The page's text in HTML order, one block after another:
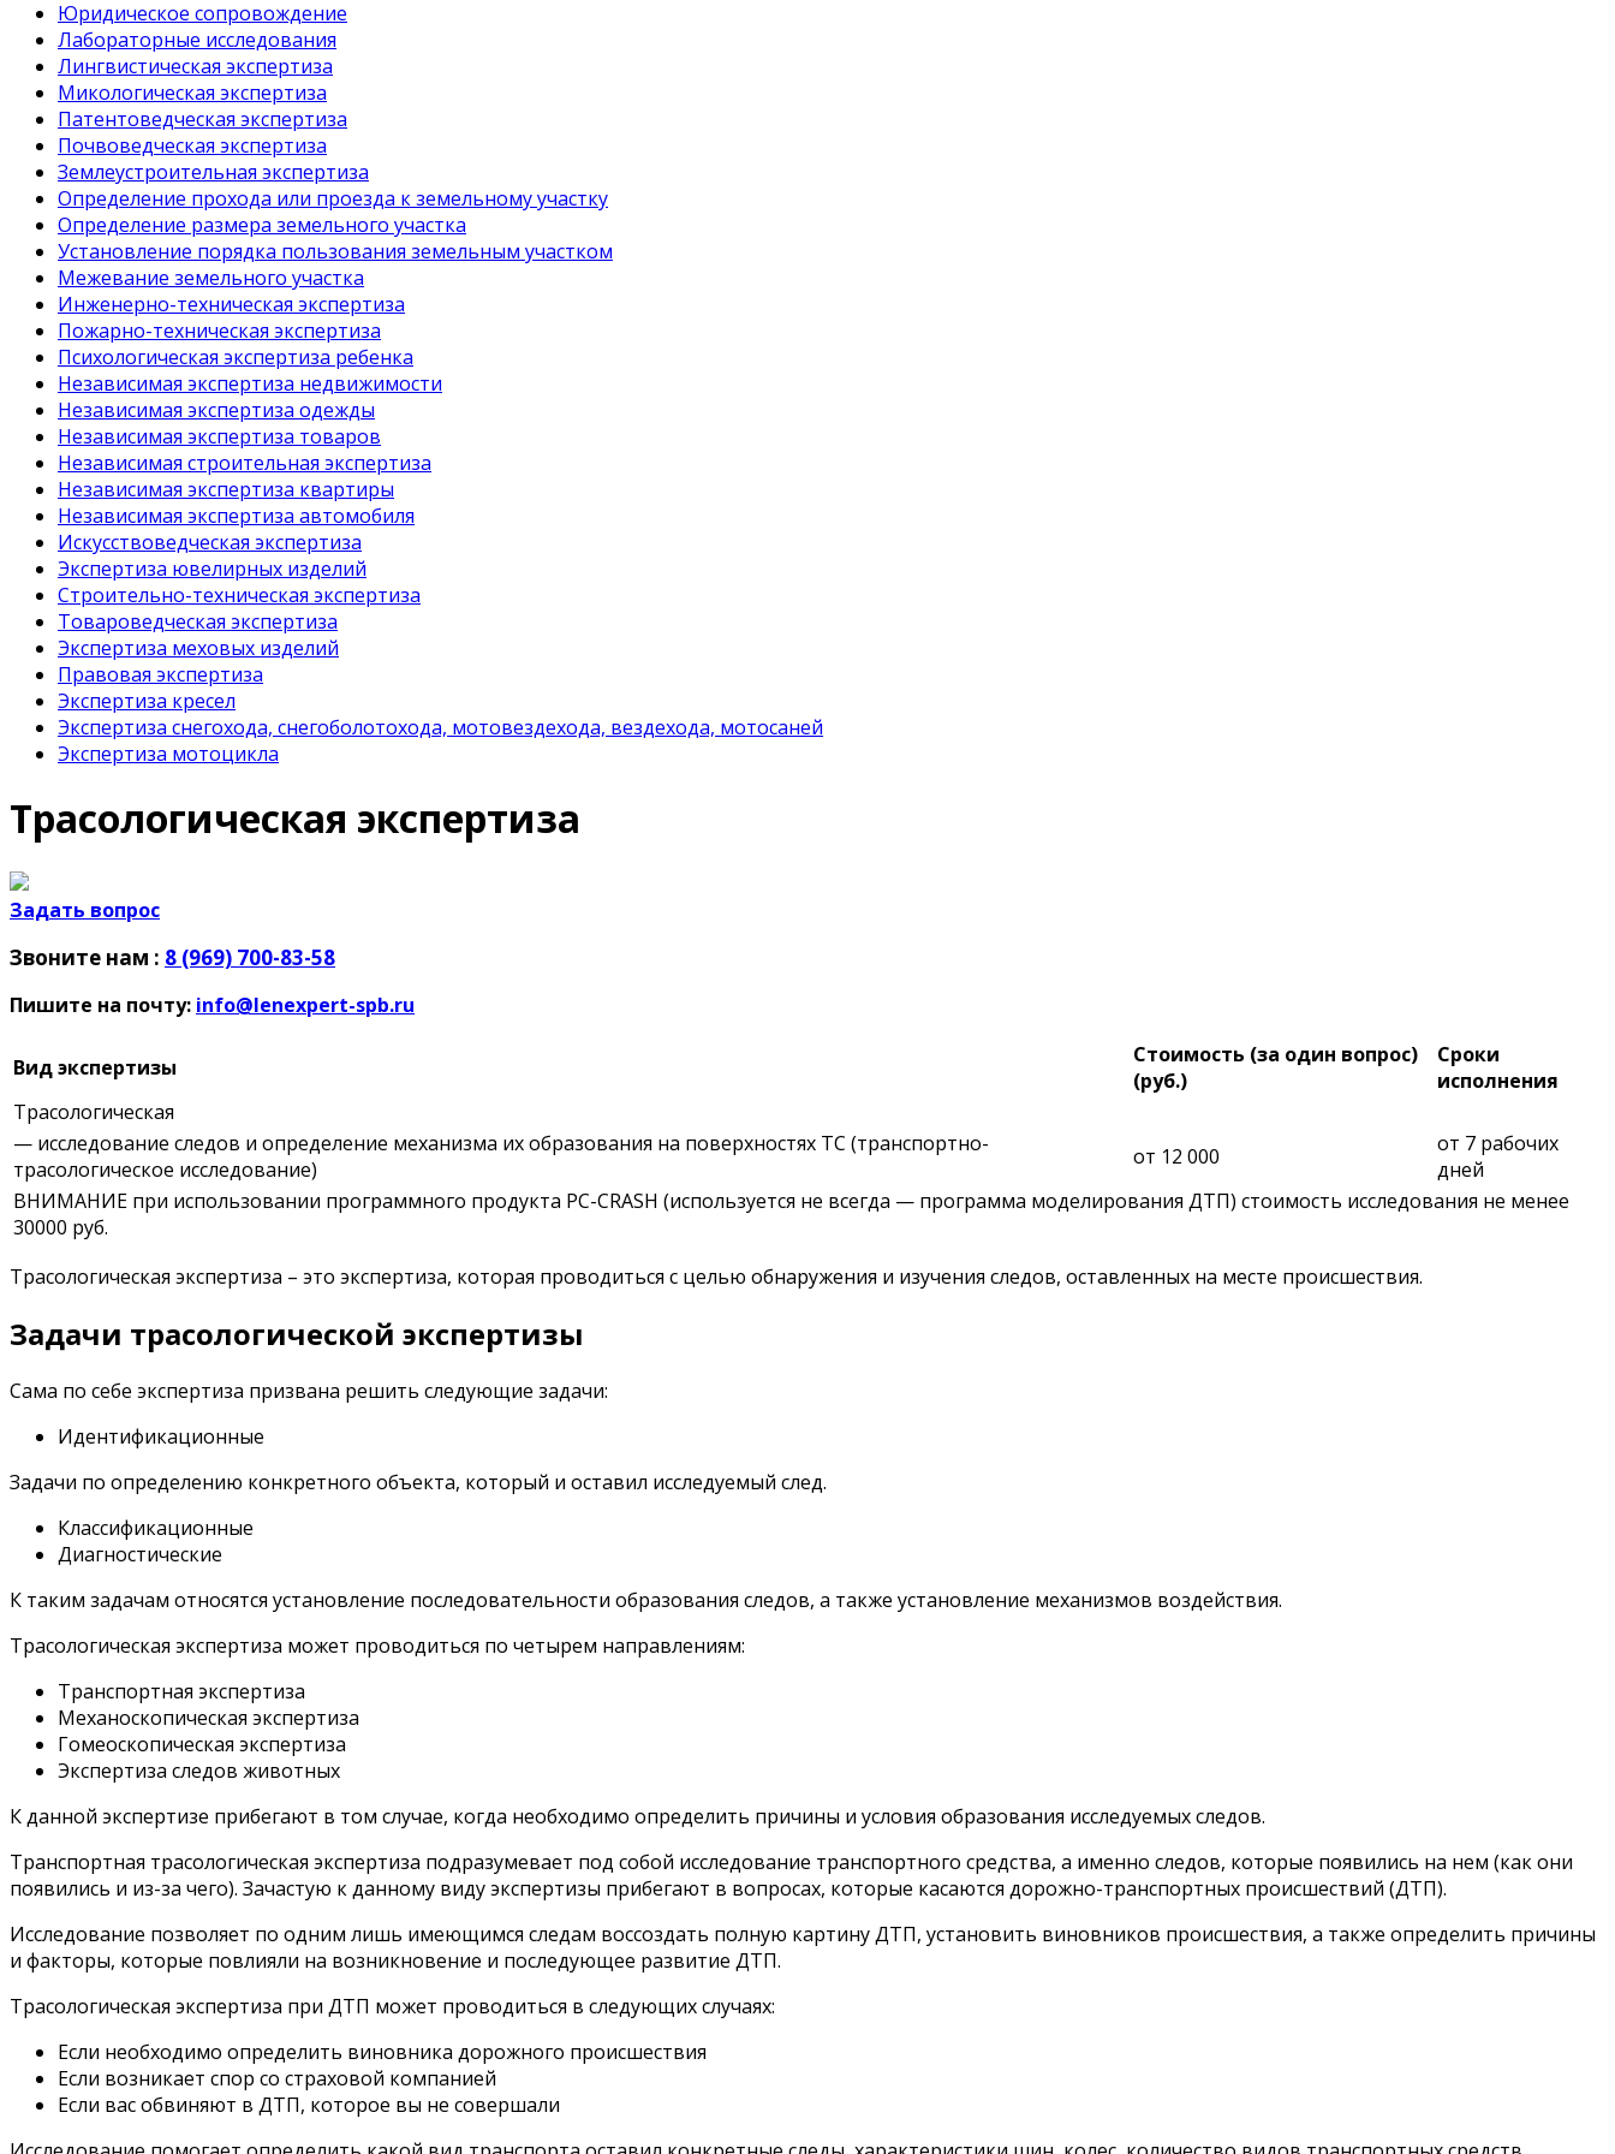
Юридическое сопровождение
Лабораторные исследования
Лингвистическая экспертиза
Микологическая экспертиза
Патентоведческая экспертиза
Почвоведческая экспертиза
Землеустроительная экспертиза
Определение прохода или проезда к земельному участку
Определение размера земельного участка
Установление порядка пользования земельным участком
Межевание земельного участка
Инженерно-техническая экспертиза
Пожарно-техническая экспертиза
Психологическая экспертиза ребенка
Независимая экспертиза недвижимости
Независимая экспертиза одежды
Независимая экспертиза товаров
Независимая строительная экспертиза
Независимая экспертиза квартиры
Независимая экспертиза автомобиля
Искусствоведческая экспертиза
Экспертиза ювелирных изделий
Строительно-техническая экспертиза
Товароведческая экспертиза
Экспертиза меховых изделий
Правовая экспертиза
Экспертиза кресел
Экспертиза снегохода, снегоболотохода, мотовездехода, вездехода, мотосаней
Экспертиза мотоцикла
Трасологическая экспертиза
Задать вопрос
Звоните нам : 8 (969) 700-83-58
Пишите на почту: info@lenexpert-spb.ru
Вид экспертизы
Стоимость (за один вопрос)
(руб.)
Сроки
исполнения
Трасологическая
— исследование следов и определение механизма их образования на поверхностях ТС (транспортно-
трасологическое исследование)
от 12 000
от 7 рабочих
дней
ВНИМАНИЕ при использовании программного продукта PC-CRASH (используется не всегда — программа моделирования ДТП) стоимость исследования не менее
30000 руб.
Трасологическая экспертиза – это экспертиза, которая проводиться с целью обнаружения и изучения следов, оставленных на месте происшествия.
Задачи трасологической экспертизы
Сама по себе экспертиза призвана решить следующие задачи:
Идентификационные
Задачи по определению конкретного объекта, который и оставил исследуемый след.
Классификационные
Диагностические
К таким задачам относятся установление последовательности образования следов, а также установление механизмов воздействия.
Трасологическая экспертиза может проводиться по четырем направлениям:
Транспортная экспертиза
Механоскопическая экспертиза
Гомеоскопическая экспертиза
Экспертиза следов животных
К данной экспертизе прибегают в том случае, когда необходимо определить причины и условия образования исследуемых следов.
Транспортная трасологическая экспертиза подразумевает под собой исследование транспортного средства, а именно следов, которые появились на нем (как они
появились и из-за чего). Зачастую к данному виду экспертизы прибегают в вопросах, которые касаются дорожно-транспортных происшествий (ДТП).
Исследование позволяет по одним лишь имеющимся следам воссоздать полную картину ДТП, установить виновников происшествия, а также определить причины
и факторы, которые повлияли на возникновение и последующее развитие ДТП.
Трасологическая экспертиза при ДТП может проводиться в следующих случаях:
Если необходимо определить виновника дорожного происшествия
Если возникает спор со страховой компанией
Если вас обвиняют в ДТП, которое вы не совершали